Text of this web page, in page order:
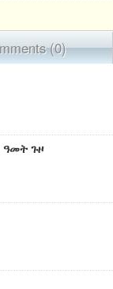
(0)
ዓመት ጉዞ